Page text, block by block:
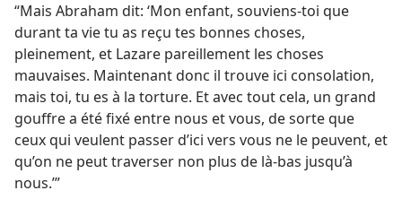
“Mais Abraham dit: ‘Mon enfant, souviens-​toi que
durant ta vie tu as reçu tes bonnes choses,
pleinement, et Lazare pareillement les choses
mauvaises. Maintenant donc il trouve ici consolation,
mais toi, tu es à la torture. Et avec tout cela, un grand
gouffre a été fixé entre nous et vous, de sorte que
ceux qui veulent passer d’ici vers vous ne le peuvent, et
qu’on ne peut traverser non plus de là-bas jusqu’à
nous.’”